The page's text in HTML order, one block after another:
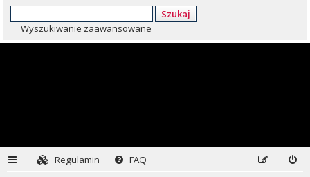
Szukaj
Wyszukiwanie zaawansowane
Regulamin
FAQ